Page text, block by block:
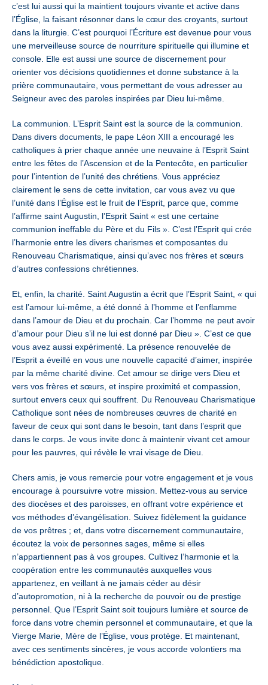
c’est lui aussi qui la maintient toujours vivante et active dans
l’Église, la faisant résonner dans le cœur des croyants, surtout
dans la liturgie. C’est pourquoi l’Écriture est devenue pour vous
une merveilleuse source de nourriture spirituelle qui illumine et
console. Elle est aussi une source de discernement pour
orienter vos décisions quotidiennes et donne substance à la
prière communautaire, vous permettant de vous adresser au
Seigneur avec des paroles inspirées par Dieu lui-même.
La communion. L’Esprit Saint est la source de la communion.
Dans divers documents, le pape Léon XIII a encouragé les
catholiques à prier chaque année une neuvaine à l’Esprit Saint
entre les fêtes de l’Ascension et de la Pentecôte, en particulier
pour l’intention de l’unité des chrétiens. Vous appréciez
clairement le sens de cette invitation, car vous avez vu que
l’unité dans l’Église est le fruit de l’Esprit, parce que, comme
l’affirme saint Augustin, l’Esprit Saint « est une certaine
communion ineffable du Père et du Fils ». C’est l’Esprit qui crée
l’harmonie entre les divers charismes et composantes du
Renouveau Charismatique, ainsi qu’avec nos frères et sœurs
d’autres confessions chrétiennes.
Et, enfin, la charité. Saint Augustin a écrit que l’Esprit Saint, « qui
est l’amour lui-même, a été donné à l’homme et l’enflamme
dans l’amour de Dieu et du prochain. Car l’homme ne peut avoir
d’amour pour Dieu s’il ne lui est donné par Dieu ». C’est ce que
vous avez aussi expérimenté. La présence renouvelée de
l’Esprit a éveillé en vous une nouvelle capacité d’aimer, inspirée
par la même charité divine. Cet amour se dirige vers Dieu et
vers vos frères et sœurs, et inspire proximité et compassion,
surtout envers ceux qui souffrent. Du Renouveau Charismatique
Catholique sont nées de nombreuses œuvres de charité en
faveur de ceux qui sont dans le besoin, tant dans l’esprit que
dans le corps. Je vous invite donc à maintenir vivant cet amour
pour les pauvres, qui révèle le vrai visage de Dieu.
Chers amis, je vous remercie pour votre engagement et je vous
encourage à poursuivre votre mission. Mettez-vous au service
des diocèses et des paroisses, en offrant votre expérience et
vos méthodes d’évangélisation. Suivez fidèlement la guidance
de vos prêtres ; et, dans votre discernement communautaire,
écoutez la voix de personnes sages, même si elles
n’appartiennent pas à vos groupes. Cultivez l’harmonie et la
coopération entre les communautés auxquelles vous
appartenez, en veillant à ne jamais céder au désir
d’autopromotion, ni à la recherche de pouvoir ou de prestige
personnel. Que l’Esprit Saint soit toujours lumière et source de
force dans votre chemin personnel et communautaire, et que la
Vierge Marie, Mère de l’Église, vous protège. Et maintenant,
avec ces sentiments sincères, je vous accorde volontiers ma
bénédiction apostolique.